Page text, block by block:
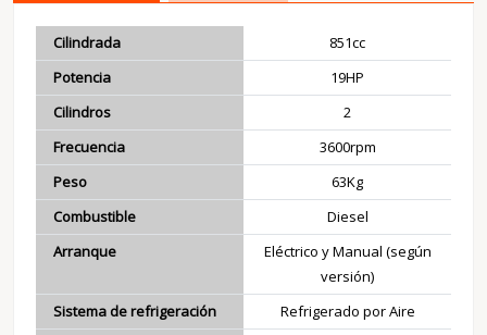
Cilindrada
851cc
Potencia
19HP
Cilindros
2
Frecuencia
3600rpm
Peso
63Kg
Combustible
Diesel
Arranque
Eléctrico y Manual (según
versión)
Sistema de refrigeración
Refrigerado por Aire